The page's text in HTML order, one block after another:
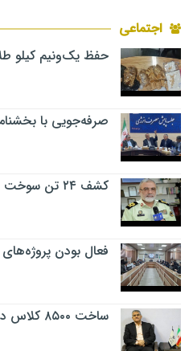
اجتماعی
حفظ یک‌ونیم کیلو
صرفه‌جویی با
کشف ۲۴ تن سوخت قاچاق در زاهدان
فعال بودن پروژه‌های راه
ساخت ۸۵۰۰ کلاس درس در سیستان‌وبلوچستان